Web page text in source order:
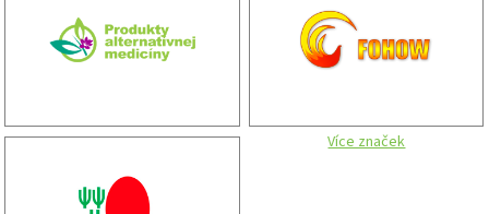
Více značek